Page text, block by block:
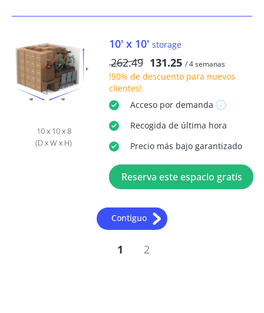
10 x 10 x 8
(D x W x H)
10' x 10' storage
262.49 131.25 / 4 semanas
!50% de descuentopara nuevos
clientes!
Acceso por demanda
Recogida de última hora
Precio más bajo garantizado
Reserva este espacio gratis
Contiguo
1 2